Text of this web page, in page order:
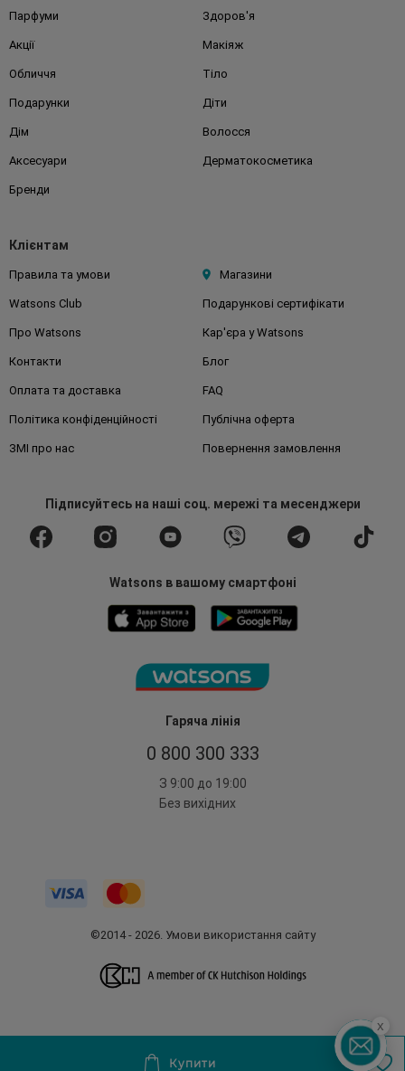
Гаряча лінія
0 800 300 333
З 9:00 до 19:00
Без вихідних
Парфуми Здоров'я
Акції Макіяж
Обличчя Тіло
Подарунки Діти
Дім Волосся
Аксесуари Дерматокосметика
Бренди
Клієнтам
Правила та умови Магазини
Watsons Club Подарункові сертифікати
Про Watsons Кар'єра у Watsons
Контакти Блог
Оплата та доставка FAQ
Політика конфіденційності Публічна оферта
ЗМІ про нас Повернення замовлення
Підписуйтесьна наші соц. мережі та месенджери
Watsons в вашому смартфоні
©2014 - 2026. Умови використання сайту
x